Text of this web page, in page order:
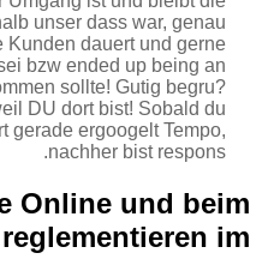
unser dass war, genau
dauert und gerne
bzw ended up being an
sollte! Gutig begru?
DU dort bist! Sobald du
gerade ergoogelt Tempo,
nachher bist respons.
Online und beim
im